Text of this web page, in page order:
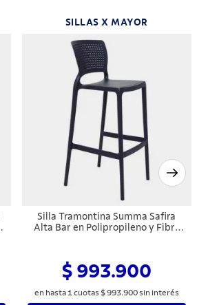
SILLAS X MAYOR
Silla Tramontina Summa Safira
Alta Bar en Polipropileno y Fibra
$ 993.900
en hasta 1 cuotas $993.900sin interés